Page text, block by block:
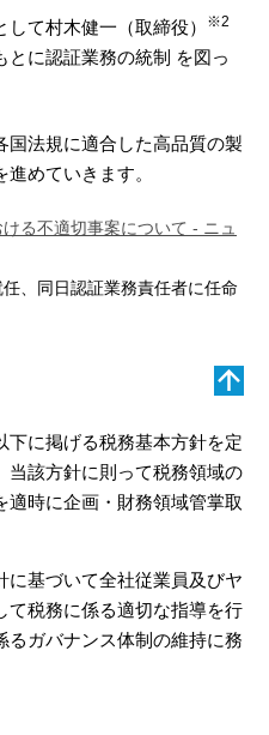
て村木健一（取締役） ※2
とに認証業務の統制 を図っ
国法規に適合した高品質の製
めていきます。
る不適切事案について - ニュ
、同日認証業務責任者に任命
下に掲げる税務基本方針を定
当該方針に則って税務領域の
時に企画・財務領域管掌取
に基づいて全社従業員及びヤ
て税務に係る適切な指導を行
るガバナンス体制の維持に務